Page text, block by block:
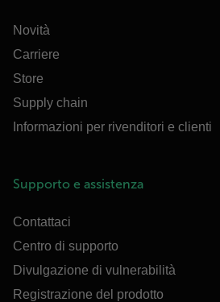
Novità
Carriere
Store
Supply chain
Informazioni per rivenditori e clienti
Supporto e assistenza
Contattaci
Centro di supporto
Divulgazione di vulnerabilità
Registrazione del prodotto